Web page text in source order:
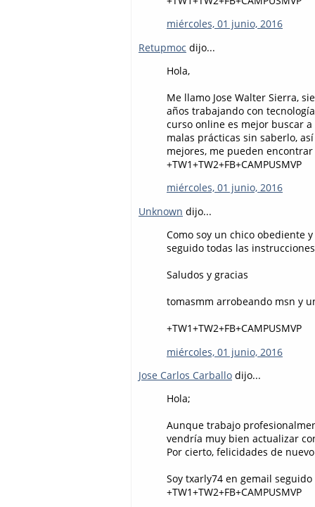
miércoles, 01 junio, 2016
Retupmoc dijo...
Hola,
Me llamo Jose Walter Sierra,
años trabajando con
curso online es mejor buscar
malas prácticas sin saberlo,
mejores, me pueden
+TW1+TW2+FB+CAMPUSMVP
miércoles, 01 junio, 2016
Unknown dijo...
Como soy un chico obediente
seguido todas las
Saludos y gracias
tomasmm arrobeando msn y
+TW1+TW2+FB+CAMPUSMVP
miércoles, 01 junio, 2016
Jose Carlos Carballo dijo...
Hola;
Aunque trabajo
vendría muy bien actualizar
Por cierto, felicidades de
Soy txarly74 en gemail
+TW1+TW2+FB+CAMPUSMVP